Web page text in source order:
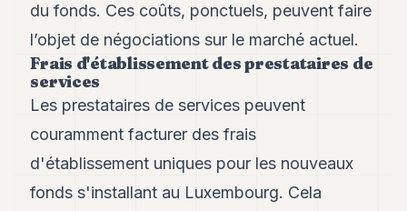
du fonds. Ces coûts, ponctuels, peuvent faire
l’objet de négociations sur le marché actuel.
Frais d'établissement des prestataires de
services
Les prestataires de services peuvent
couramment facturer des frais
d'établissement uniques pour les nouveaux
fonds s'installant au Luxembourg. Cela